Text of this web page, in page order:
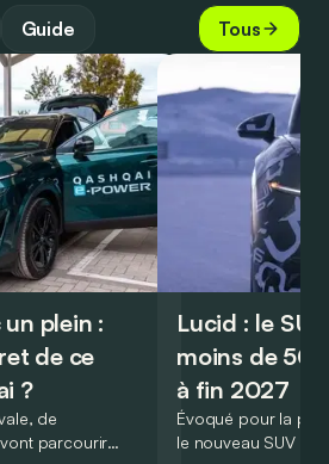
Guide Tous
plein :
de ce
?
de
parcourir
Lucid : le
moins de
à fin 2027
Évoqué pour la
le nouveau SUV